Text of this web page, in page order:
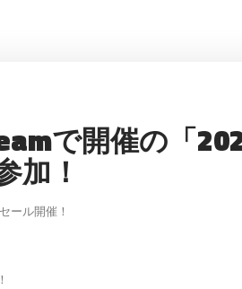
で開催の「
加！
ール開催！